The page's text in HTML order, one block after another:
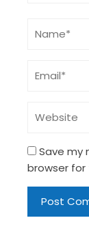
Save my
browser